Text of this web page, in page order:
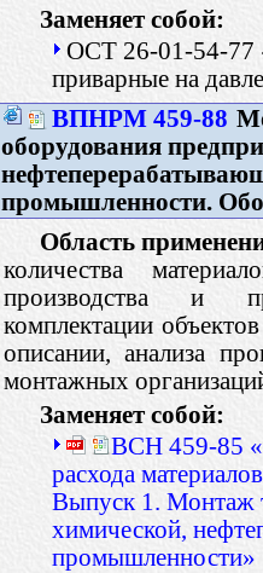
Заменяет собой:
ОСТ 26-01-54-77
приварные на
ВПНРМ 459-88
оборудования
промышленности.
Область
количества
производства и
комплектации
описании, анализа
монтажных
Заменяет собой:
ВСН 459-85
расхода
Выпуск 1. Монтаж
химической,
промышленности»